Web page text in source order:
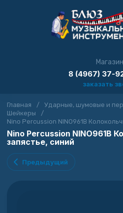
8 (4967) 37-
заказать
Главная / Ударные, шумовые и
Шейкеры
/
Nino Percussion NINO961B
Nino Percussion NINO961B
запястье, синий
Предыдущий